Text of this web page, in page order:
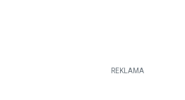
REKLAMA